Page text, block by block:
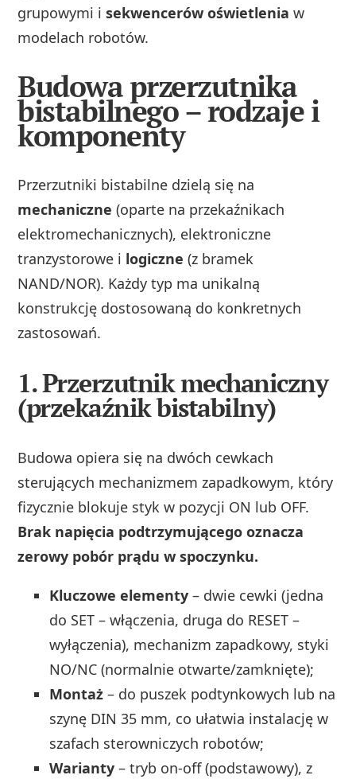
grupowymi isekwencerów oświetlenia w
modelach robotów.
Budowa przerzutnika
bistabilnego – rodzaje i
komponenty
Przerzutniki bistabilne dzielą się na
mechaniczne (oparte na przekaźnikach
elektromechanicznych), elektroniczne
tranzystorowe i logiczne (z bramek
NAND/NOR). Każdy typ ma unikalną
konstrukcję dostosowaną do konkretnych
zastosowań.
1. Przerzutnik mechaniczny
(przekaźnik bistabilny)
Budowa opiera się na dwóch cewkach
sterujących mechanizmem zapadkowym, który
fizycznie blokuje styk w pozycji ON lub OFF.
Brak napięcia podtrzymującego oznacza
zerowy pobór prądu w spoczynku.
Kluczowe elementy – dwie cewki (jedna
do SET – włączenia, druga do RESET –
wyłączenia), mechanizm zapadkowy, styki
NO/NC (normalnie otwarte/zamknięte);
Montaż – do puszek podtynkowych lub na
szynę DIN 35 mm, co ułatwia instalację w
szafach sterowniczych robotów;
Warianty – tryb on-off (podstawowy), z